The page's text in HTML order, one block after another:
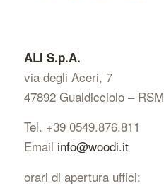
ALI S.p.A.
via degli Aceri, 7
47892 Gualdicciolo – RSM
Tel. +39 0549.876.811
Email info@woodi.it
orari di apertura uffici: